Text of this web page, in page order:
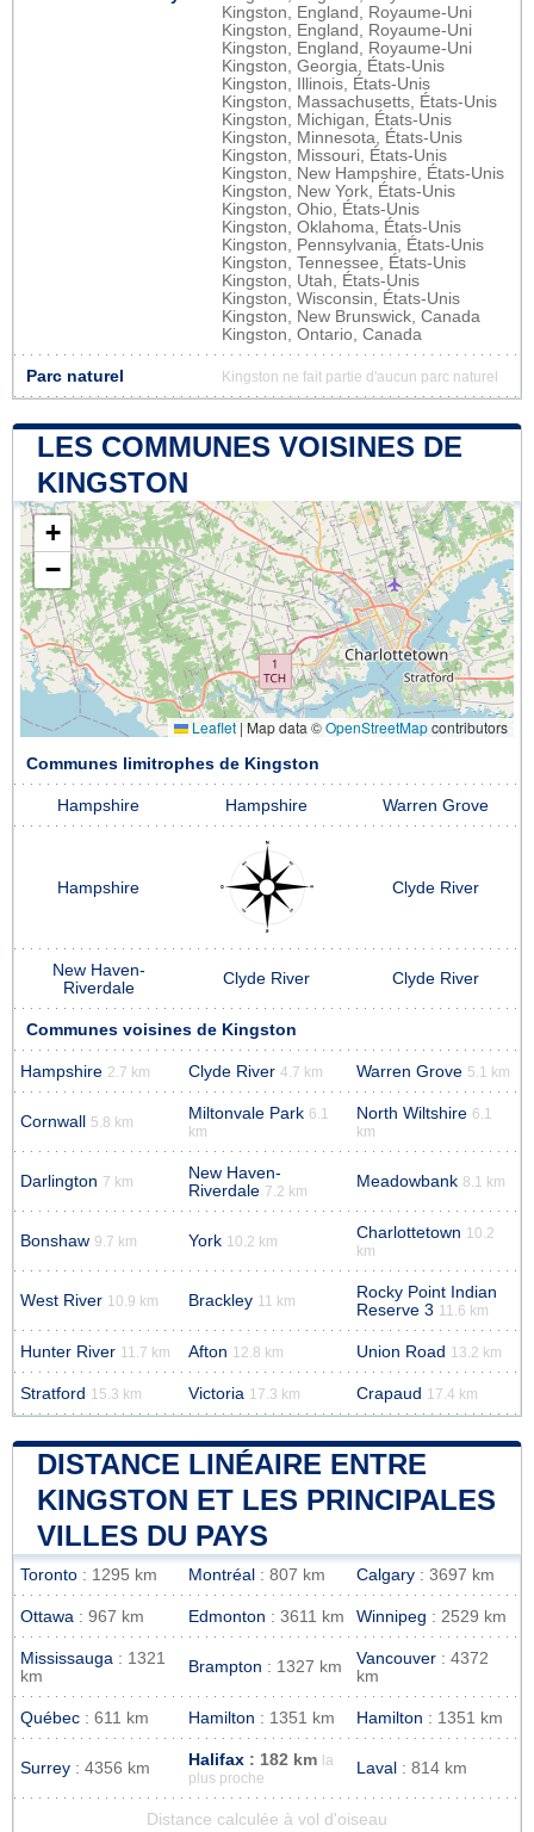
Kingston, England, Royaume-Uni
Kingston, England, Royaume-Uni
Kingston, England, Royaume-Uni
Kingston, Georgia, États-Unis
Kingston, Illinois, États-Unis
Kingston, Massachusetts, États-Unis
Kingston, Michigan, États-Unis
Kingston, Minnesota, États-Unis
Kingston, Missouri, États-Unis
Kingston, New Hampshire, États-Unis
Kingston, New York, États-Unis
Kingston, Ohio, États-Unis
Kingston, Oklahoma, États-Unis
Kingston, Pennsylvania, États-Unis
Kingston, Tennessee, États-Unis
Kingston, Utah, États-Unis
Kingston, Wisconsin, États-Unis
Kingston, New Brunswick, Canada
Kingston, Ontario, Canada
Parc naturel Kingston ne fait partie d'aucun parc naturel
LES COMMUNES VOISINES DE
KINGSTON
+
−
Leaflet | Map data ©OpenStreetMapcontributors
Communes limitrophes de Kingston
Hampshire Hampshire Warren Grove
Hampshire Clyde River
New Haven-
Riverdale
Clyde River Clyde River
Communes voisines de Kingston
Hampshire 2.7 km Clyde River 4.7 km Warren Grove 5.1 km
Cornwall 5.8 km Miltonvale Park 6.1
km
North Wiltshire 6.1
km
Darlington 7 km
New Haven-
Riverdale 7.2 km
Meadowbank 8.1 km
Bonshaw 9.7 km York 10.2 km Charlottetown 10.2
km
West River 10.9 km Brackley 11 km
Rocky Point Indian
Reserve 3 11.6 km
Hunter River 11.7 km Afton 12.8 km Union Road 13.2 km
Stratford 15.3 km Victoria 17.3 km Crapaud 17.4 km
DISTANCE LINÉAIRE ENTRE
KINGSTON ET LES PRINCIPALES
VILLES DU PAYS
Toronto : 1295 km Montréal : 807 km Calgary : 3697 km
Ottawa : 967 km Edmonton : 3611 km Winnipeg : 2529 km
Mississauga : 1321
km
Brampton : 1327 km Vancouver : 4372
km
Québec : 611 km Hamilton : 1351 km Hamilton : 1351 km
Surrey : 4356 km Halifax : 182 km
la
plus proche
Laval : 814 km
Distance calculée à vol d'oiseau